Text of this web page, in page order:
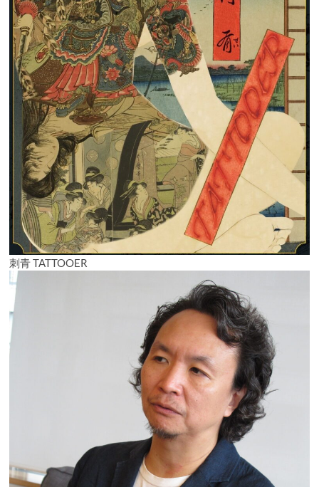
刺青 TATTOOER